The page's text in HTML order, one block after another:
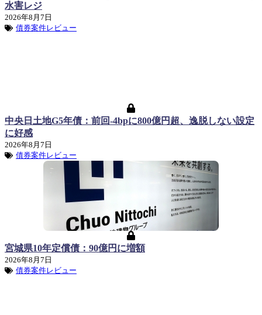
水害レジ
2026年8月7日
債券案件レビュー
中央日土地G5年債：前回-4bpに800億円超、逸脱しない設定
に好感
2026年8月7日
債券案件レビュー
宮城県10年定償債：90億円に増額
2026年8月7日
債券案件レビュー